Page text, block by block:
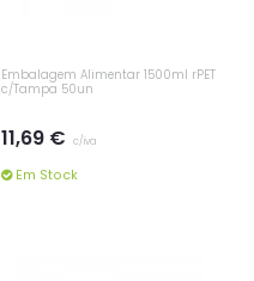
Embalagem Alimentar 1500ml rPET
c/Tampa 50un
11,69 € c/iva
Em Stock